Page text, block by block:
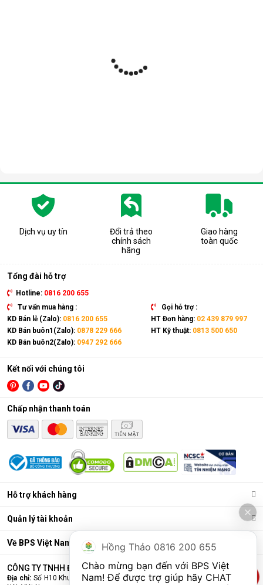
Dịch vụ uy tín
Đổi trả theo
chính sách
hãng
Giao hàng
toàn quốc
Tổng đài hỗ trợ
Hotline: 0816 200 655
Tư vấn mua hàng :
KD Bán lẻ (Zalo): 0816 200 655
KD Bán buôn1(Zalo): 0878 229 666
KD Bán buôn2(Zalo): 0947 292 666
Gọi hỗ trợ :
HT Đơn hàng: 02 439 879 997
HT Kỹ thuật: 0813 500 650
Hỗ trợ khách hàng
Quản lý tài khoản
Về BPS Việt Nam
Kết nối với chúng tôi
Chấp nhận thanh toán
CÔNG TY TNHH ĐẦU TƯ VÀ THƯƠNG MẠI BPS VIỆT NAM
Địa chỉ: Số H10 Khu đấu giá Ngô Thì Nhậm, Phường Hà Đông, Thành phố Hà
Hồng Thảo 0816 200 655
Chào mừng bạn đến với BPS Việt
Nam! Để được trợ giúp hãy CHAT